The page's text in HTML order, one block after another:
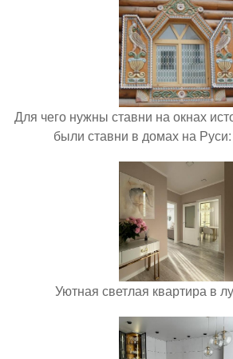
Для чего нужны ставни на окнах
были ставни в домах на
Уютная светлая квартира в